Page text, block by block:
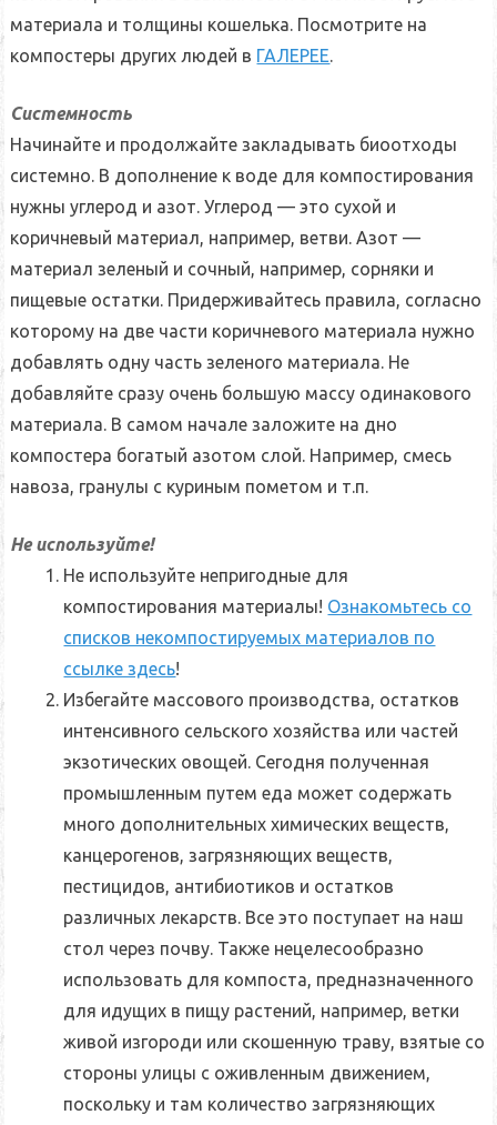
материала и толщины кошелька. Посмотрите на
компостеры других людей в ГАЛЕРЕЕ.
Системность
Начинайте и продолжайте закладывать биоотходы
системно. В дополнение к воде для компостирования
нужны углерод и азот. Углерод — это сухой и
коричневый материал, например, ветви. Азот —
материал зеленый и сочный, например, сорняки и
пищевые остатки. Придерживайтесь правила, согласно
которому на две части коричневого материала нужно
добавлять одну часть зеленого материала. Не
добавляйте сразу очень большую массу одинакового
материала. В самом начале заложите на дно
компостера богатый азотом слой. Например, смесь
навоза, гранулы с куриным пометом и т.п.
Не используйте!
Не используйте непригодные для
компостирования материалы! Ознакомьтесь со
списков некомпостируемых материалов по
ссылке здесь!
Избегайте массового производства, остатков
интенсивного сельского хозяйства или частей
экзотических овощей. Сегодня полученная
промышленным путем еда может содержать
много дополнительных химических веществ,
канцерогенов, загрязняющих веществ,
пестицидов, антибиотиков и остатков
различных лекарств. Все это поступает на наш
стол через почву. Также нецелесообразно
использовать для компоста, предназначенного
для идущих в пищу растений, например, ветки
живой изгороди или скошенную траву, взятые со
стороны улицы с оживленным движением,
поскольку и там количество загрязняющих